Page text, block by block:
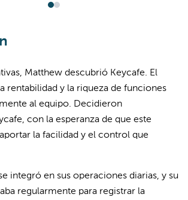
Matthew descubrió Keycafe. El
rentabilidad y la riqueza de funciones
al equipo. Decidieron
con la esperanza de que este
la facilidad y el control que
integró en sus operaciones diarias, y su
regularmente para registrar la